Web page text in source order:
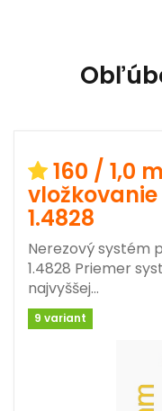
160 / 1,0
1.4828
Nerezový systém
1.4828 Priemer
najvyššej…
9 variant